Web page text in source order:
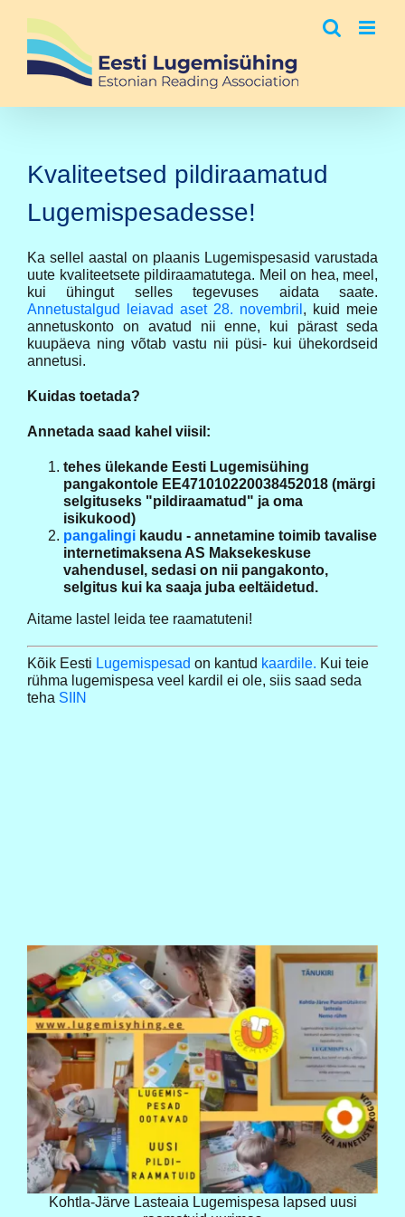
content
Kvaliteetsed pildiraamatud
Lugemispesadesse!
Ka sellel aastal on plaanis Lugemispesasid varustada
uute kvaliteetsete pildiraamatutega. Meil on hea, meel,
kui ühingut selles tegevuses aidata saate.
Annetustalgud leiavad aset 28. novembril , kuid meie
annetuskonto on avatud nii enne, kui pärast seda
kuupäeva ning võtab vastu nii püsi- kui ühekordseid
annetusi.
Kuidas toetada?
Annetada saad kahel viisil:
tehes ülekande Eesti Lugemisühing
pangakontole EE471010220038452018 (märgi
selgituseks "pildiraamatud" ja oma
isikukood)
pangalingi kaudu - annetamine toimib tavalise
internetimaksena AS Maksekeskuse
vahendusel, sedasi on nii pangakonto,
selgitus kui ka saaja juba eeltäidetud.
Aitame lastel leida tee raamatuteni!
Kõik Eesti Lugemispesad on kantud kaardile. Kui teie
rühma lugemispesa veel kardil ei ole, siis saad seda
teha SIIN
Kohtla-Järve Lasteaia Lugemispesa lapsed uusi